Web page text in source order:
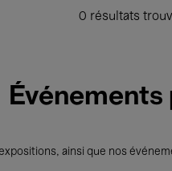
0 résultats
Événements
ainsi que nos